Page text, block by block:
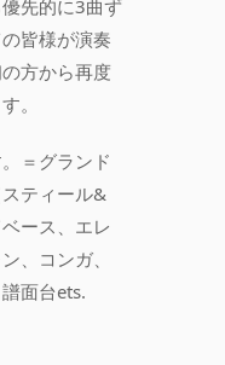
先的に3曲ず
皆様が演奏
方から再度
。
＝グランド
ティール&
ース、エレ
、コンガ、
面台ets.